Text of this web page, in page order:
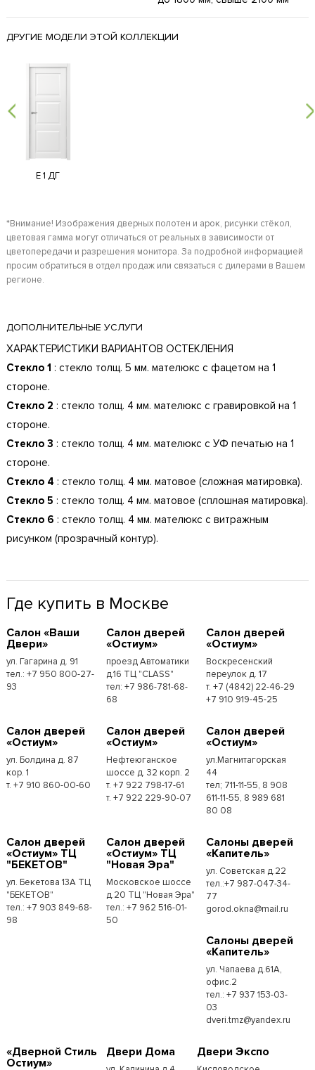
ДРУГИЕ МОДЕЛИ ЭТОЙ КОЛЛЕКЦИИ
E 1 ДГ
*Внимание! Изображения дверных полотен и арок, рисунки стёкол,
цветовая гамма могут отличаться от реальных в зависимости от
цветопередачи и разрешения монитора. За подробной информацией
просим обратиться в отдел продаж или связаться с дилерами в Вашем
регионе.
ДОПОЛНИТЕЛЬНЫЕ УСЛУГИ
ХАРАКТЕРИСТИКИ ВАРИАНТОВ ОСТЕКЛЕНИЯ
Стекло 1 : стекло толщ. 5 мм. мателюкс с фацетом на 1
стороне.
Стекло 2 : стекло толщ. 4 мм. мателюкс с гравировкой на 1
стороне.
Стекло 3 : стекло толщ. 4 мм. мателюкс с УФ печатью на 1
стороне.
Стекло 4 : стекло толщ. 4 мм. матовое (сложная матировка).
Стекло 5 : стекло толщ. 4 мм. матовое (сплошная матировка).
Стекло 6 : стекло толщ. 4 мм. мателюкс с витражным
рисунком (прозрачный контур).
Где купить в Москве
Cалон «Ваши
Двери»
ул. Гагарина д. 91
тел.: +7 950 800-27-
93
Cалон дверей
«Остиум»
проезд Автоматики
д.16 ТЦ "CLASS"
тел: +7 986-781-68-
68
Cалон дверей
«Остиум»
Воскресенский
переулок д. 17
т. +7 (4842) 22-46-29
+7 910 919-45-25
Cалон дверей
«Остиум»
ул. Болдина д. 87
кор. 1
т. +7 910 860-00-60
Cалон дверей
«Остиум»
Нефтеюганское
шоссе д. 32 корп. 2
т. +7 922 798-17-61
т. +7 922 229-90-07
Cалон дверей
«Остиум»
ул.Магнитагорская
44
тел; 711-11-55, 8 908
611-11-55, 8 989 681
80 08
Cалон дверей
«Остиум» ТЦ
"БЕКЕТОВ"
ул. Бекетова 13А ТЦ
"БЕКЕТОВ"
тел.: +7 903 849-68-
98
Cалон дверей
«Остиум» ТЦ
"Новая Эра"
Московское шоссе
д.20 ТЦ "Новая Эра"
тел.: +7 962 516-01-
50
Cалоны дверей
«Капитель»
ул. Советская д.22
тел.:+7 987-047-34-
77
gorod.okna@mail.ru
Cалоны дверей
«Капитель»
ул. Чапаева д.61А,
офис.2
тел.: +7 937 153-03-
03
dveri.tmz@yandex.ru
«Дверной Стиль
Остиум»
Двери Дома Двери Экспо